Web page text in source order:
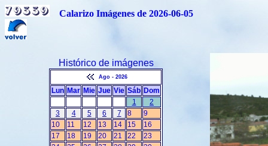
Calarizo Imágenes de 2026-06-05
Histórico de imágenes
Ago - 2026
Lun Mar Mie Jue Vie Sáb Dom
1
2
3
4 5 6 7 8
9
10
11 12 13 14 15
16
17
18 19 20 21 22
23